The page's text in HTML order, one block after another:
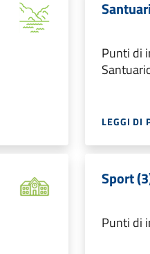
Punti di
LEGGI DI
Sport
Punti di